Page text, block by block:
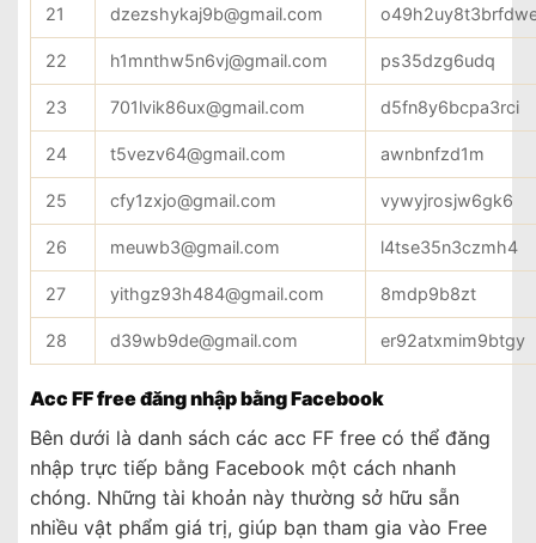
21 dzezshykaj9b@gmail.com
22 h1mnthw5n6vj@gmail.com ps35dzg6udq
23 701lvik86ux@gmail.com d5fn8y6bcpa3rci
24 t5vezv64@gmail.com awnbnfzd1m
25 cfy1zxjo@gmail.com vywyjrosjw6gk6
26 meuwb3@gmail.com l4tse35n3czmh4
27 yithgz93h484@gmail.com 8mdp9b8zt
28 d39wb9de@gmail.com er92atxmim9btgy
Acc FF free đăng nhập bằng Facebook
Bên dưới là danh sách các acc FF free có thể đăng
nhập trực tiếp bằng Facebook một cách nhanh
chóng. Những tài khoản này thường sở hữu sẵn
nhiều vật phẩm giá trị, giúp bạn tham gia vào Free